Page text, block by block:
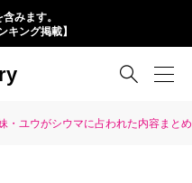
みます。
キング掲載】

・ユウがシウマに占われた内容まと